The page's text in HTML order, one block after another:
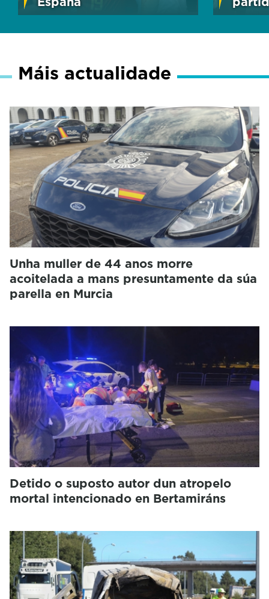
Máis actualidade
Unha muller de 44 anos morre
acoitelada a mans presuntamente da súa
parella en Murcia
Detido o suposto autor dun atropelo
mortal intencionado en Bertamiráns